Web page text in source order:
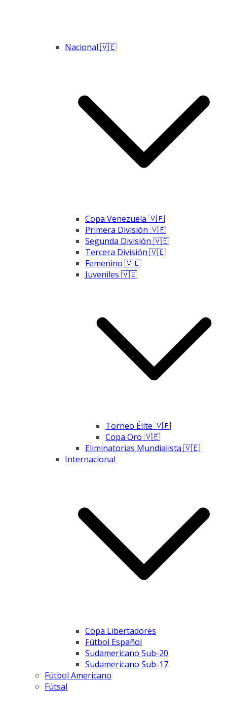
Nacional 🇻🇪
Copa Venezuela 🇻🇪
Primera División 🇻🇪
Segunda División 🇻🇪
Tercera División 🇻🇪
Femenino 🇻🇪
Juveniles 🇻🇪
Torneo Élite 🇻🇪
Copa Oro 🇻🇪
Eliminatorias Mundialista 🇻🇪
Internacional
Copa Libertadores
Fútbol Español
Sudamericano Sub-20
Sudamericano Sub-17
Fútbol Americano
Fútsal